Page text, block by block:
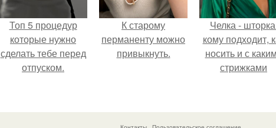
Топ 5 процедур
которые нужно
сделать тебе перед
отпуском.
К старому
перманенту можно
привыкнуть.
Челка -
кому подходит,
носить и с
стрижками